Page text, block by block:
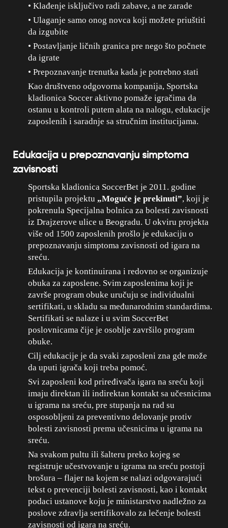
• Klađenje isključivo radi zabave, a ne zarade
• Ulaganje samo onog novca koji možete priuštiti
da izgubite
• Postavljanje ličnih granica pre nego što počnete
da igrate
• Prepoznavanje trenutka kada je potrebno stati
Kao društveno odgovorna kompanija, Sportska
kladionica Soccer aktivno pomaže igračima da
ostanu u kontroli putem alata na nalogu, edukacije
zaposlenih i saradnje sa stručnim institucijama.
Edukacija u prepoznavanju simptoma
zavisnosti
Sportska kladionica SoccerBet je 2011. godine
pristupila projektu „Moguće je prekinuti”, koji je
pokrenula Specijalna bolnica za bolesti zavisnosti
iz Drajzerove ulice u Beogradu. U okviru projekta
više od 1500 zaposlenih prošlo je edukaciju o
prepoznavanju simptoma zavisnosti od igara na
sreću.
Edukacija je kontinuirana i redovno se organizuje
obuka za zaposlene. Svim zaposlenima koji je
završe program obuke uručuju se individualni
sertifikati, u skladu sa međunarodnim standardima.
Sertifikati se nalaze i u svim SoccerBet
poslovnicama čije je osoblje završilo program
obuke.
Cilj edukacije je da svaki zaposleni zna gde može
da uputi igrača koji treba pomoć.
Svi zaposleni kod priređivača igara na sreću koji
imaju direktan ili indirektan kontakt sa učesnicima
u igrama na sreću, pre stupanja na rad su
osposobljeni za preventivno delovanje protiv
bolesti zavisnosti prema učesnicima u igrama na
sreću.
Na svakom pultu ili šalteru preko kojeg se
registruje učestvovanje u igrama na sreću postoji
brošura – flajer na kojem se nalazi odgovarajući
tekst o prevenciji bolesti zavisnosti, kao i kontakt
podaci ustanove koju je ministarstvo nadležno za
poslove zdravlja sertifikovalo za lečenje bolesti
zavisnosti od igara na sreću.